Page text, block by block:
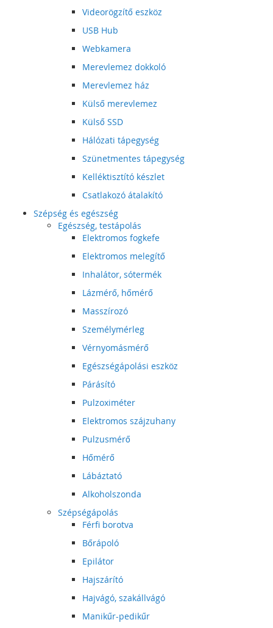
Videorögzítő eszköz
USB Hub
Webkamera
Merevlemez dokkoló
Merevlemez ház
Külső merevlemez
Külső SSD
Hálózati tápegység
Szünetmentes tápegység
Kelléktisztító készlet
Csatlakozó átalakító
Szépség és egészség
Egészség, testápolás
Elektromos fogkefe
Elektromos melegítő
Inhalátor, sótermék
Lázmérő, hőmérő
Masszírozó
Személymérleg
Vérnyomásmérő
Egészségápolási eszköz
Párásító
Pulzoximéter
Elektromos szájzuhany
Pulzusmérő
Hőmérő
Lábáztató
Alkoholszonda
Szépségápolás
Férfi borotva
Bőrápoló
Epilátor
Hajszárító
Hajvágó, szakállvágó
Manikűr-pedikűr